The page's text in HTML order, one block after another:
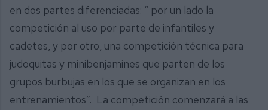
en dos partes diferenciadas: “ por un lado la
competición al uso por parte de infantiles y
cadetes, y por otro, una competición técnica para
judoquitas y minibenjamines que parten de los
grupos burbujas en los que se organizan en los
entrenamientos”. La competición comenzará a las